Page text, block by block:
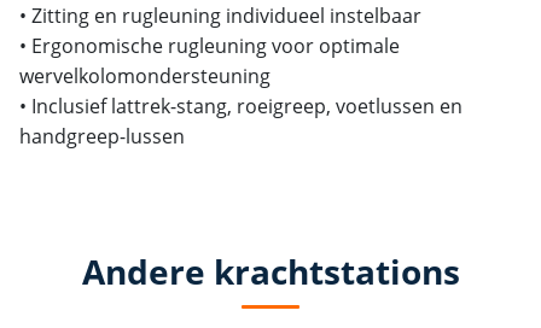
• Zitting en rugleuning individueel instelbaar
• Ergonomische rugleuning voor optimale
wervelkolomondersteuning
• Inclusief lattrek-stang, roeigreep, voetlussen en
handgreep-lussen
Andere krachtstations